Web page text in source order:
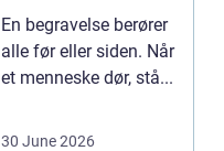
respektfuld afsked
En begravelse berører
alle før eller siden. Når
et menneske dør, stå...
30 June 2026